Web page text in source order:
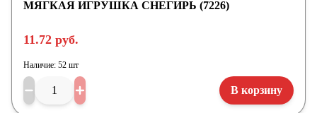
МЯГКАЯ ИГРУШКА СНЕГИРЬ (7226)
11.72 руб.
Наличие: 52 шт
В корзину